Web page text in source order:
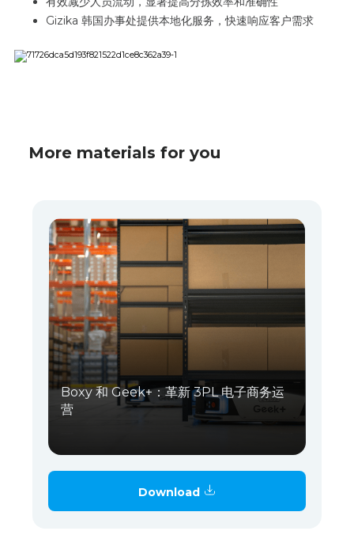
Gizika 韩国办事处提供本地化服务，快速响应客户需求
More materials for you
Boxy 和 Geek+：革新 3PL 电子商务运
营
Download